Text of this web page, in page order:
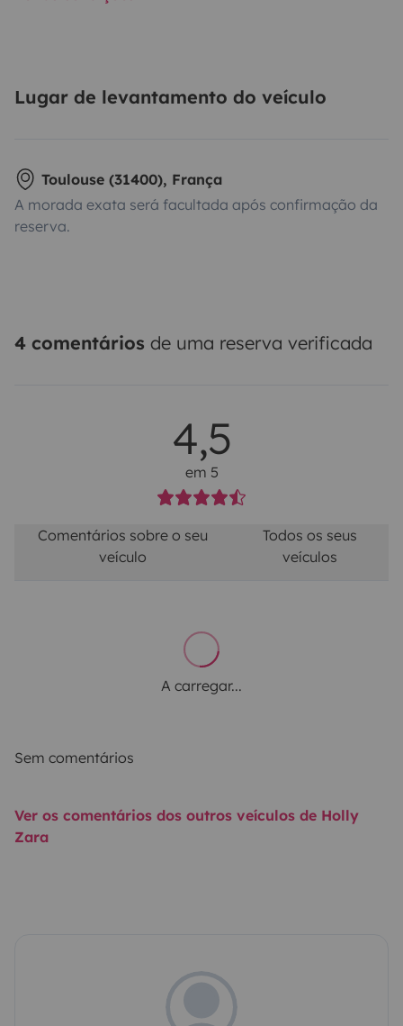
Lugar de levantamento do veículo
Toulouse (31400), França
A morada exata será facultada após confirmação da
reserva.
4 comentários de uma reserva verificada
4,5
em 5
Comentários sobre o seu
veículo
Todos os seus
veículos
A carregar...
Sem comentários
Ver os comentários dos outros veículos de Holly
Zara